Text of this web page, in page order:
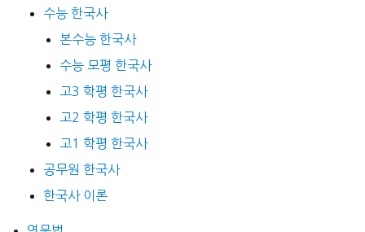
수능 한국사
본수능 한국사
수능 모평 한국사
고3 학평 한국사
고2 학평 한국사
고1 학평 한국사
공무원 한국사
한국사 이론